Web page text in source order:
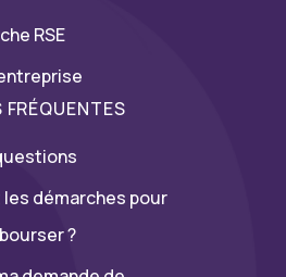
RSE
démarches pour
?